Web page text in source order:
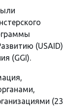
(USAID)
(GGI).
(23